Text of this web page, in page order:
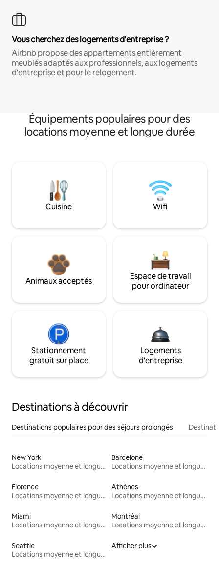
Vous cherchez des logements d'entreprise ?
Airbnb propose des appartements entièrement
meublés adaptés aux professionnels, aux logements
d'entreprise et pour le relogement.
Équipements populaires pour des
locations moyenne et longue durée
Cuisine Wifi
Animaux acceptés
Espace de travail
pour ordinateur
Stationnement
gratuit sur place
Logements
d'entreprise
Destinations à découvrir
Destinations populaires pour des séjours prolongés
New York
Locations moyenne et longue durée
Barcelone
Locations moyenne et longue durée
Florence
Locations moyenne et longue durée
Athènes
Locations moyenne et longue durée
Miami
Locations moyenne et longue durée
Montréal
Locations moyenne et longue durée
Seattle
Locations moyenne et longue durée
Afficher plus